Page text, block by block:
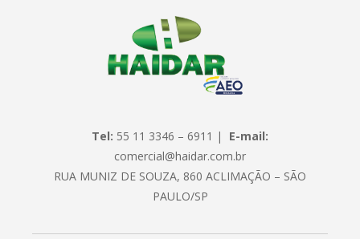
Tel: 55 11 3346 – 6911 | E-mail:
comercial@haidar.com.br
RUA MUNIZ DE SOUZA, 860 ACLIMAÇÃO – SÃO
PAULO/SP